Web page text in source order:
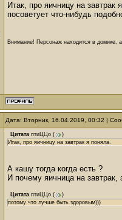
Итак, про яичницу на
посоветует что-нибудь
Внимание! Персонаж находится в домике,
Дата: Вторник, 16.04.2019, 00:32 |
Цитата птиЦЦо (
)
Итак, про яичницу на завтрак я поняла.
А кашу тогда когда есть ?
И почему яичница на завтрак,
Цитата птиЦЦо (
)
потому что лучше быть здоровым)))